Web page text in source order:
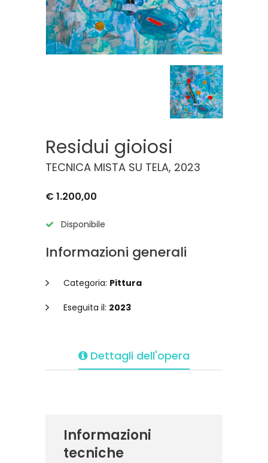
Residui gioiosi
TECNICA MISTA SU TELA, 2023
€ 1.200,00
Disponibile
Informazioni generali
Categoria: Pittura
Eseguita il: 2023
Dettagli dell'opera
Informazioni
tecniche